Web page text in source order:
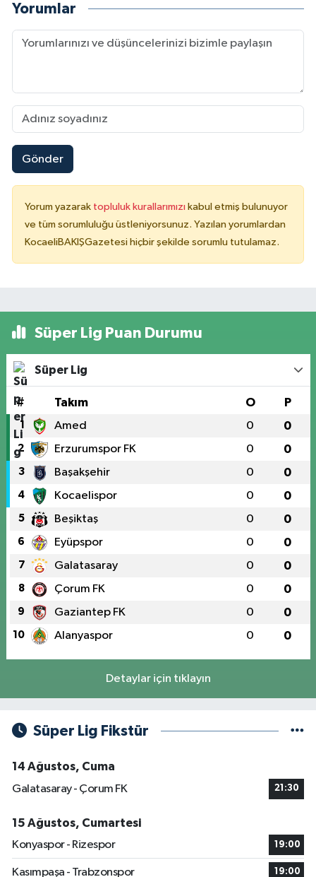
Yorumlar
Gönder
Yorum yazarak topluluk kurallarımızı kabul etmiş bulunuyor
ve tüm sorumluluğu üstleniyorsunuz. Yazılan yorumlardan
KocaeliBAKIŞGazetesi hiçbir şekilde sorumlu tutulamaz.
Süper Lig Puan Durumu
Süper Lig
# Takım O P
1 Amed 0 0
2 Erzurumspor FK 0 0
3 Başakşehir 0 0
4 Kocaelispor 0 0
5 Beşiktaş 0 0
6 Eyüpspor 0 0
7 Galatasaray 0 0
8 Çorum FK 0 0
9 Gaziantep FK 0 0
10 Alanyaspor 0 0
Detaylar için tıklayın
Süper Lig Fikstür
14 Ağustos, Cuma
Galatasaray - Çorum FK
21:30
15 Ağustos, Cumartesi
Konyaspor - Rizespor
19:00
Kasımpaşa - Trabzonspor 19:00